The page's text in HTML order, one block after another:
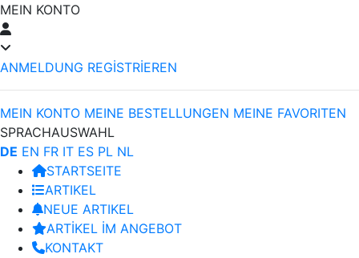
MEIN KONTO
ANMELDUNG REGİSTRİEREN
MEIN KONTO MEINE BESTELLUNGEN MEINE FAVORITEN
SPRACHAUSWAHL
DE EN FR IT ES PL NL
STARTSEITE
ARTIKEL
NEUE ARTIKEL
ARTİKEL İM ANGEBOT
KONTAKT